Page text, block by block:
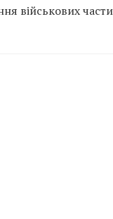
військових